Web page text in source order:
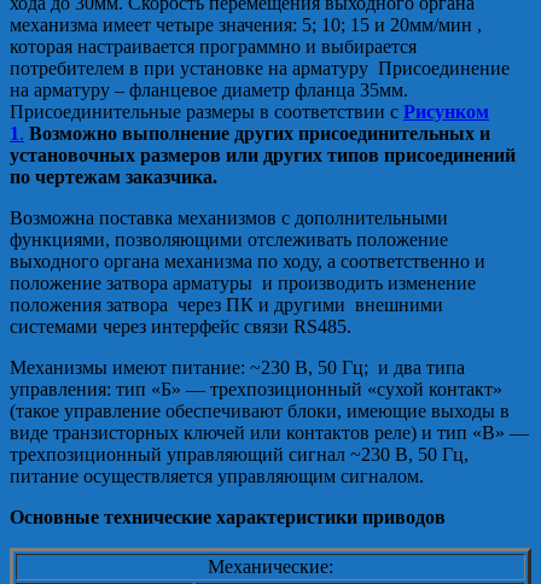
механизма имеет четыре значения: 5; 10; 15 и 20мм/мин ,
которая настраивается программно и выбирается
потребителем в при установке на арматуру Присоединение
на арматуру – фланцевое диаметр фланца 35мм.
Присоединительные размеры в соответствии с Рисунком
1. Возможно выполнение других присоединительных и
установочных размеров или других типов присоединений
по чертежам заказчика.
Возможна поставка механизмов с дополнительными
функциями, позволяющими отслеживать положение
выходного органа механизма по ходу, а соответственно и
положение затвора арматуры и производить изменение
положения затвора через ПК и другими внешними
системами через интерфейс связи RS485.
Механизмы имеют питание: ~230 В, 50 Гц; и два типа
управления: тип «Б» — трехпозиционный «сухой контакт»
(такое управление обеспечивают блоки, имеющие выходы в
виде транзисторных ключей или контактов реле) и тип «В» —
трехпозиционный управляющий сигнал ~230 В, 50 Гц,
питание осуществляется управляющим сигналом.
Основные технические характеристики приводов
Механические: